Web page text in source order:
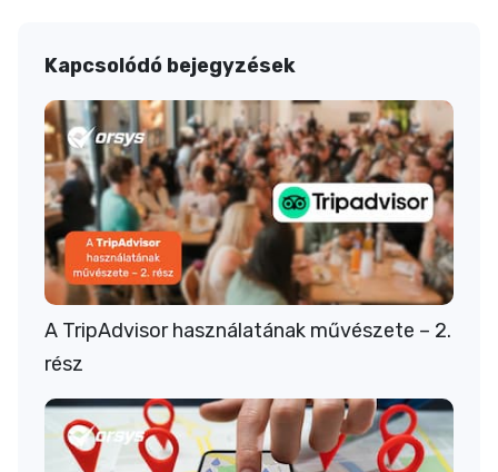
Kapcsolódó bejegyzések
A TripAdvisor használatának művészete – 2.
rész